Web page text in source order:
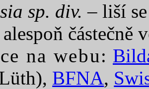
sp. div. – liší
částečně
na webu:
BFNA,